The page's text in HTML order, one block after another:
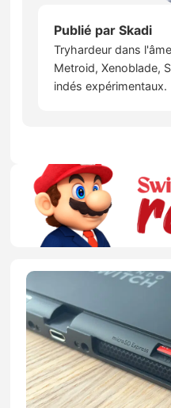
Publié parSkadi
Tryhardeur dans
Metroid, Xenoblade,
indés expérimentaux.